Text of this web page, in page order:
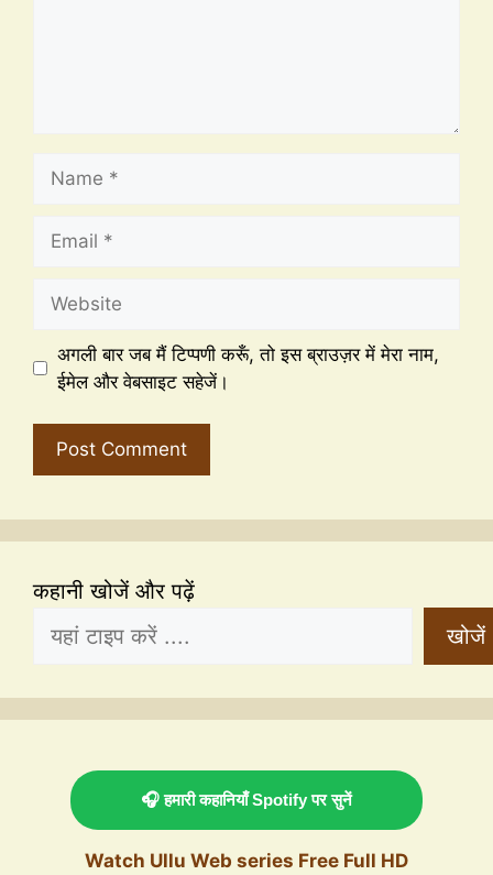
अगली बार जब मैं टिप्पणी करूँ, तो इस ब्राउज़र में मेरा नाम,
ईमेल और वेबसाइट सहेजें।
कहानी खोजें और पढ़ें
खोजें
🎧 हमारी कहानियाँ Spotify पर सुनें
Watch Ullu Web series Free Full HD